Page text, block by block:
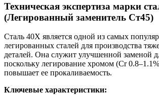
Техническая экспертиза марки
(Легированный заменитель Ст45)
Сталь 40Х является одной из самых
легированных сталей для производства
деталей. Она служит улучшенной заменой
поскольку легирование хромом (Cr
повышает ее прокаливаемость.
Ключевые характеристики: